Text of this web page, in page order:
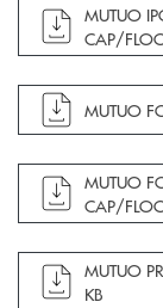
apre
MUTUO
CAP/
apre
MUTUO
apre
MUTUO
CAP/
apre
MUTUO
KB